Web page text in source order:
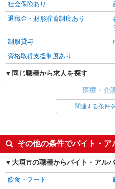
社会保険あり
退職金・財形貯蓄制度あり
制服貸与
資格取得支援制度あり
同じ職種から求人を探す
医療・介
未経験歓迎
ボーナス・賞与あり
交通費支給
産休・育休取得実績あり
関連する条件
その他の条件でバイト・
大垣市の職種からバイト・アル
飲食・フード